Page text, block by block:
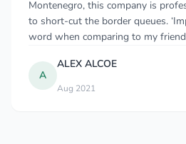
this company is professional
short-cut the border queues.
when comparing to my friends who
ALEX ALCOE
Aug 2021